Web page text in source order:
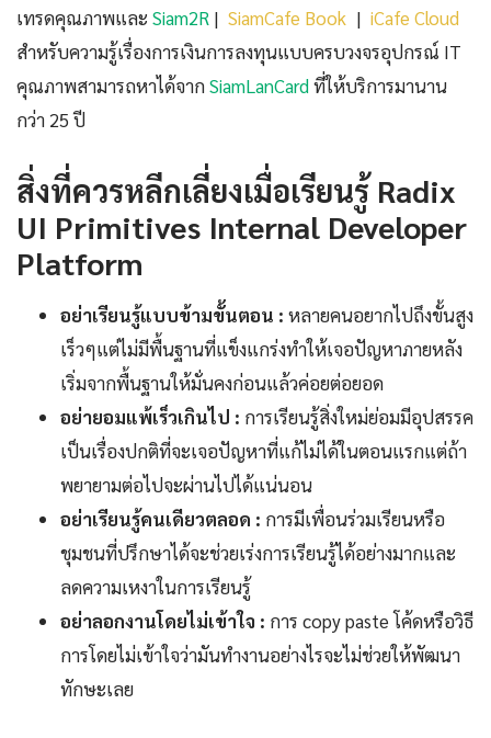
เทรดคุณภาพและ Siam2R | SiamCafe Book | iCafe Cloud
สำหรับความรู้เรื่องการเงินการลงทุนแบบครบวงจรอุปกรณ์ IT
คุณภาพสามารถหาได้จากSiamLanCardที่ให้บริการมานาน
กว่า 25 ปี
สิ่งที่ควรหลีกเลี่ยงเมื่อเรียนรู้ Radix
UI Primitives Internal Developer
Platform
อย่าเรียนรู้แบบข้ามขั้นตอน : หลายคนอยากไปถึงขั้นสูง
เร็วๆแต่ไม่มีพื้นฐานที่แข็งแกร่งทำให้เจอปัญหาภายหลัง
เริ่มจากพื้นฐานให้มั่นคงก่อนแล้วค่อยต่อยอด
อย่ายอมแพ้เร็วเกินไป : การเรียนรู้สิ่งใหม่ย่อมมีอุปสรรค
เป็นเรื่องปกติที่จะเจอปัญหาที่แก้ไม่ได้ในตอนแรกแต่ถ้า
พยายามต่อไปจะผ่านไปได้แน่นอน
อย่าเรียนรู้คนเดียวตลอด : การมีเพื่อนร่วมเรียนหรือ
ชุมชนที่ปรึกษาได้จะช่วยเร่งการเรียนรู้ได้อย่างมากและ
ลดความเหงาในการเรียนรู้
อย่าลอกงานโดยไม่เข้าใจ : การ copy paste โค้ดหรือวิธี
การโดยไม่เข้าใจว่ามันทำงานอย่างไรจะไม่ช่วยให้พัฒนา
ทักษะเลย